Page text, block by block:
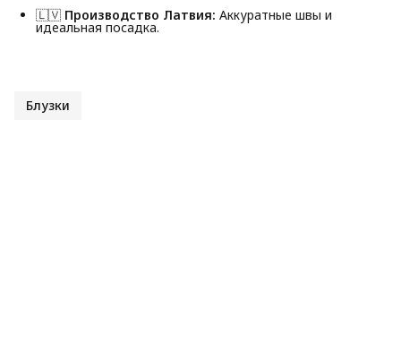
🇱🇻 Производство Латвия: Аккуратные швы и
идеальная посадка.
Блузки